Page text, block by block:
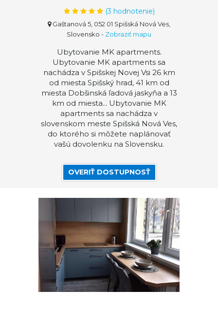
(3 hodnotenie)
Gaštanová 5, 052 01 Spišská Nová Ves,
Slovensko - Zobraziť mapu
Ubytovanie MK apartments.
Ubytovanie MK apartments sa
nachádza v Spišskej Novej Vsi 26 km
od miesta Spišský hrad, 41 km od
miesta Dobšinská ľadová jaskyňa a 13
km od miesta... Ubytovanie MK
apartments sa nachádza v
slovenskom meste Spišská Nová Ves,
do ktorého si môžete naplánovať
vašú dovolenku na Slovensku.
OVERIŤ DOSTUPNOSŤ